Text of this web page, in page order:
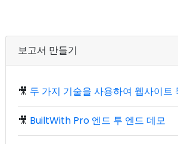
보고서 만들기
🎥 두 가지 기술을 사용하여 웹사이트
🎥 BuiltWith Pro 엔드 투 엔드 데모